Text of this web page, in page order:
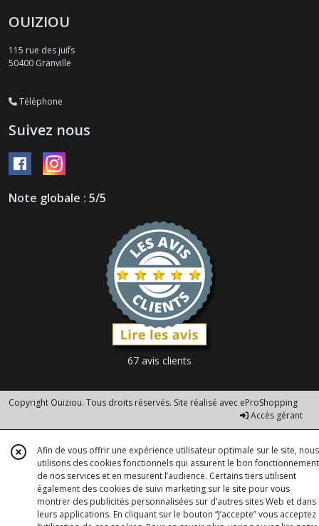
OUIZIOU
115 rue des juifs
50400 Granville
Téléphone
Suivez nous
Note globale : 5/5
67 avis clients
Copyright Ouiziou. Tous droits réservés. Site réalisé avec eProShopping
Accès gérant
Afin de vous offrir une expérience utilisateur optimale sur le site, nous
utilisons des cookies fonctionnels qui assurent le bon fonctionnement
de nos services et en mesurent l’audience. Certains tiers utilisent
également des cookies de suivi marketing sur le site pour vous
montrer des publicités personnalisées sur d’autres sites Web et dans
leurs applications. En cliquant sur le bouton “J’accepte” vous acceptez